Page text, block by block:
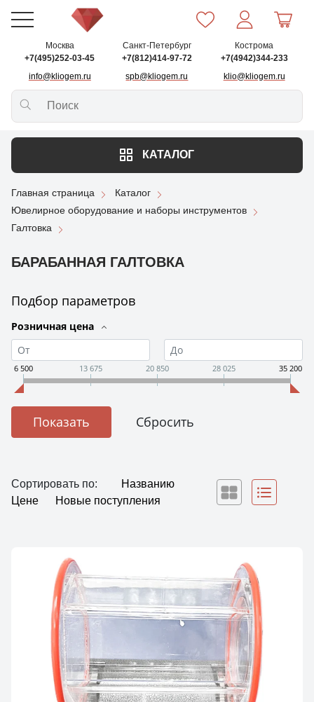
Москва
+7(495)252-03-45
info@kliogem.ru
Санкт-Петербург
+7(812)414-97-72
spb@kliogem.ru
Кострома
+7(4942)344-233
klio@kliogem.ru
КАТАЛОГ
Главная страница
Каталог
Ювелирное оборудование и наборы инструментов
Галтовка
БАРАБАННАЯ ГАЛТОВКА
Подбор параметров
Розничная цена
6 500 13 675 20 850 28 025 35 200
Сортировать по:
Названию
Цене
Новые поступления